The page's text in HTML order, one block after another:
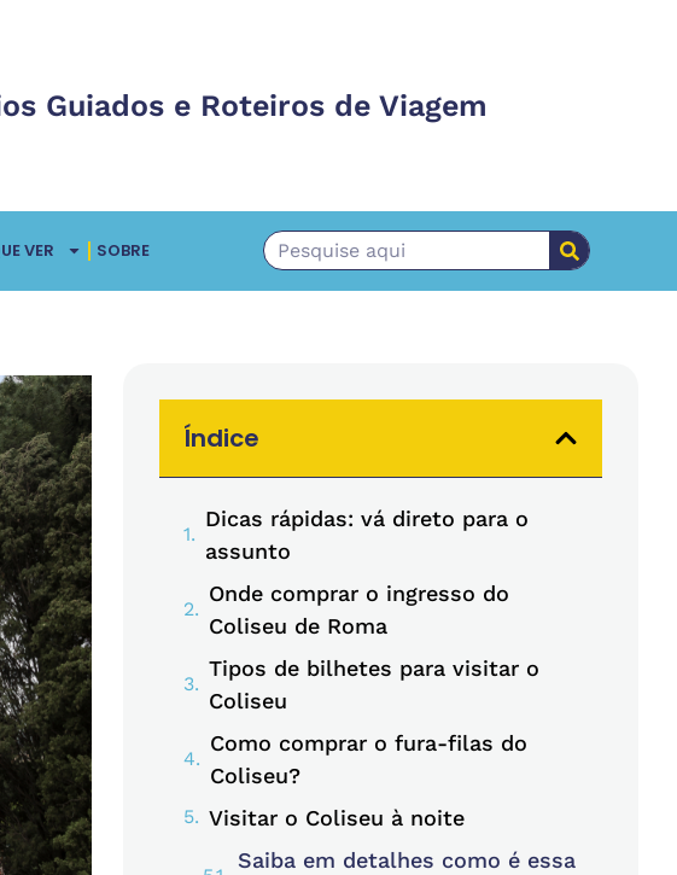
Guiados e Roteiros de Viagem
VER SOBRE
Índice
Dicas rápidas: vá direto para o
assunto
Onde comprar o ingresso do
Coliseu de Roma
Tipos de bilhetes para visitar o
Coliseu
Como comprar o fura-filas do
Coliseu?
Visitar o Coliseu à noite
Saiba em detalhes como é essa